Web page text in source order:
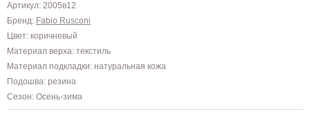
Артикул: 2005в12
Бренд: Fabio Rusconi
Цвет: коричневый
Материал верха: текстиль
Материал подкладки: натуральная кожа
Подошва: резина
Сезон: Осень-зима